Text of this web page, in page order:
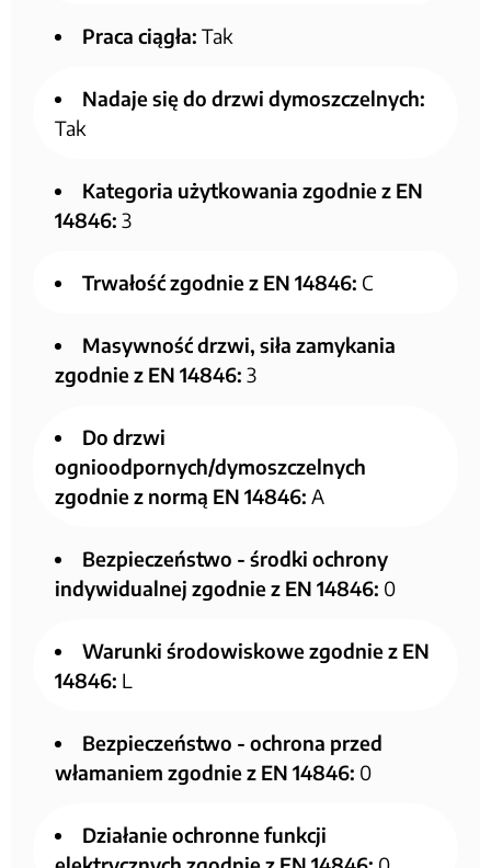
Praca ciągła: Tak
Nadaje się do drzwi dymoszczelnych:
Tak
Kategoria użytkowania zgodnie z EN
14846: 3
Trwałość zgodnie z EN 14846: C
Masywność drzwi, siła zamykania
zgodnie z EN 14846: 3
Do drzwi
ognioodpornych/dymoszczelnych
zgodnie z normą EN 14846: A
Bezpieczeństwo - środki ochrony
indywidualnej zgodnie z EN 14846: 0
Warunki środowiskowe zgodnie z EN
14846: L
Bezpieczeństwo - ochrona przed
włamaniem zgodnie z EN 14846: 0
Działanie ochronne funkcji